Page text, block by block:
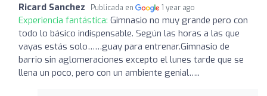
Ricard Sanchez Publicada en 1 year ago
Experiencia fantástica: Gimnasio no muy grande pero con
todo lo básico indispensable. Según las horas a las que
vayas estás solo……guay para entrenar.Gimnasio de
barrio sin aglomeraciones excepto el lunes tarde que se
llena un poco, pero con un ambiente genial…..